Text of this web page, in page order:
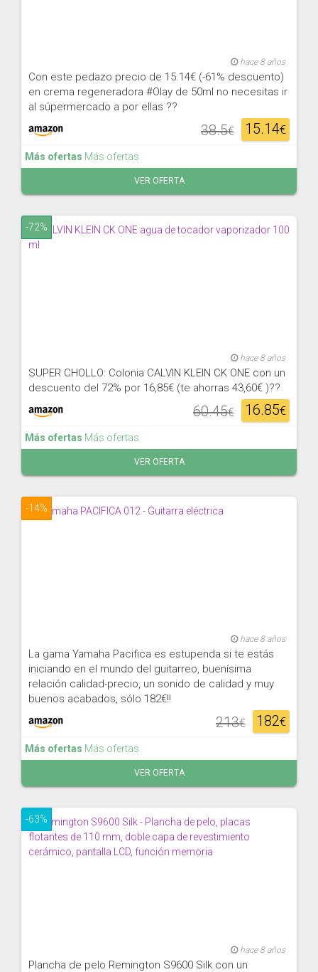
hace 8 años
Con este pedazo precio de 15.14€ (-61% descuento)
en crema regeneradora #Olay de 50ml no necesitas ir
al súpermercado a por ellas ??
15.14€
38.5€
Más ofertas Más ofertas
VER OFERTA
-72%
hace 8 años
SUPER CHOLLO: Colonia CALVIN KLEIN CK ONE con un
descuento del 72% por 16,85€ (te ahorras 43,60€ )??
16.85€
60.45€
Más ofertas Más ofertas
VER OFERTA
-14%
hace 8 años
La gama Yamaha Pacifica es estupenda si te estás
iniciando en el mundo del guitarreo, buenísima
relación calidad-precio, un sonido de calidad y muy
buenos acabados, sólo 182€!!
182€
213€
Más ofertas Más ofertas
VER OFERTA
-63%
hace 8 años
Plancha de pelo Remington S9600 Silk con un